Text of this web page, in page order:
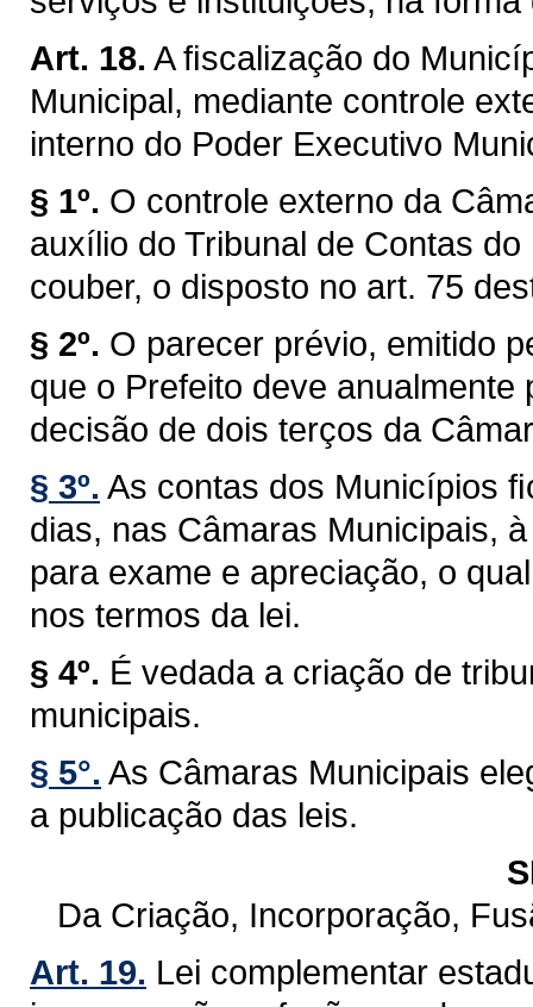
Art. 18. A ﬁscalização do
Municipal, mediante controle
interno do Poder Executivo
§ 1º. O controle externo da
auxílio do Tribunal de Contas
couber, o disposto no art. 75
§ 2º. O parecer prévio, emitido
que o Prefeito deve
decisão de dois terços da
§ 3º. As contas dos Municípios
dias, nas Câmaras Municipais,
para exame e apreciação, o
nos termos da lei.
§ 4º. É vedada a criação de
municipais.
§ 5°. As Câmaras Municipais
a publicação das leis.
Da Criação, Incorporação,
Art. 19. Lei complementar